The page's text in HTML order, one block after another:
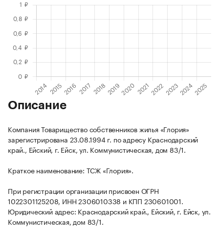
Описание
Компания Товарищество собственников жилья «Глория»
зарегистрирована 23.08.1994 г. по адресу Краснодарский
край., Ейский, г. Ейск, ул. Коммунистическая, дом 83/1.
Краткое наименование: ТСЖ «Глория».
При регистрации организации присвоен ОГРН
1022301125208, ИНН 2306010338 и КПП 230601001.
Юридический адрес: Краснодарский край., Ейский, г. Ейск, ул.
Коммунистическая, дом 83/1.